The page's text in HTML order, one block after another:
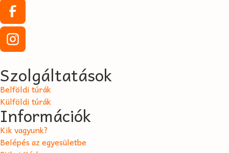
Szolgáltatások
Belföldi túrák
Külföldi túrák
Információk
Kik vagyunk?
Belépés az egyesületbe